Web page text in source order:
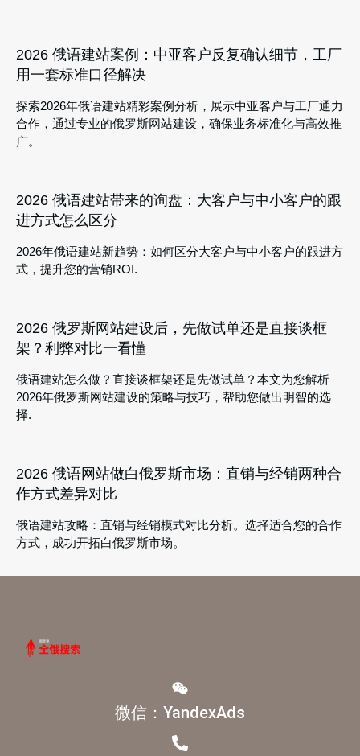
2026 俄语建站案例：中亚客户反复确认细节，工厂
用一套标准口径解决
探索2026年俄语建站精彩案例分析，展示中亚客户与工厂通力
合作，通过专业的俄罗斯网站建设，确保业务标准化与高效推
广。
2026 俄语建站带来的询盘：大客户与中小客户的跟
进方式怎么区分
2026年俄语建站新趋势：如何区分大客户与中小客户的跟进方
式，提升您的营销ROI.
2026 俄罗斯网站建设后，先做试单还是直接谈框
架？利弊对比一看懂
俄语建站怎么做？直接谈框架还是先做试单？本文为您解析
2026年俄罗斯网站建设的策略与技巧，帮助您做出明智的选
择.
2026 俄语网站做白俄罗斯市场：直销与经销两种合
作方式差异对比
俄语建站攻略：直销与经销模式对比分析。选择适合您的合作
方式，成功开拓白俄罗斯市场。
微信：YandexAds